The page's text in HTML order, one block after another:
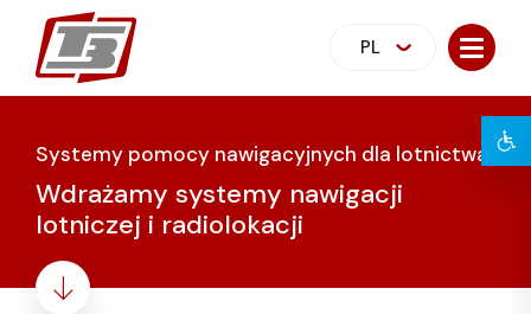
PL
Systemy pomocy nawigacyjnych dla lotnictwa
Wdrażamy systemy nawigacji
lotniczej i radiolokacji